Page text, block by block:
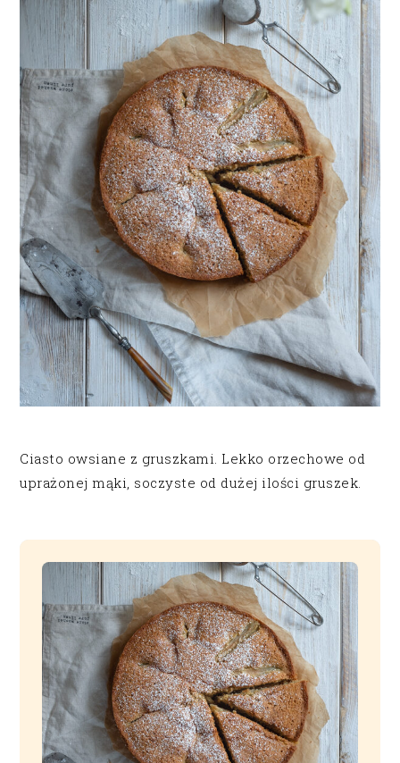
Ciasto owsiane z gruszkami. Lekko orzechowe od
uprażonej mąki, soczyste od dużej ilości gruszek.